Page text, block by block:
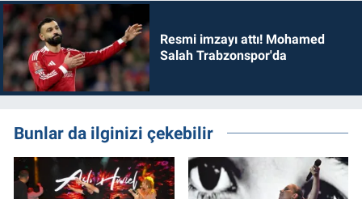
Resmi imzayı attı! Mohamed
Salah Trabzonspor'da
Bunlar da ilginizi çekebilir